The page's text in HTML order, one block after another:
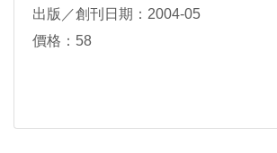
出版／創刊日期：2004-05
價格：58